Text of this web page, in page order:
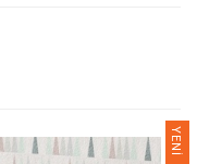
YENİ